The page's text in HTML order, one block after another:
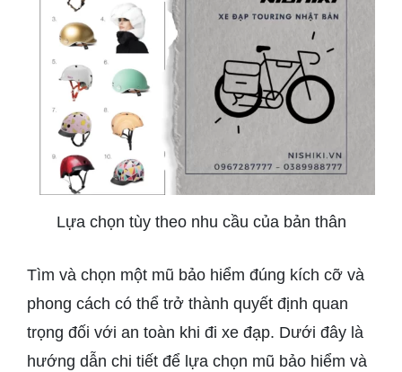
Lựa chọn tùy theo nhu cầu của bản thân
Tìm và chọn một mũ bảo hiểm đúng kích cỡ và
phong cách có thể trở thành quyết định quan
trọng đối với an toàn khi đi xe đạp. Dưới đây là
hướng dẫn chi tiết để lựa chọn mũ bảo hiểm và